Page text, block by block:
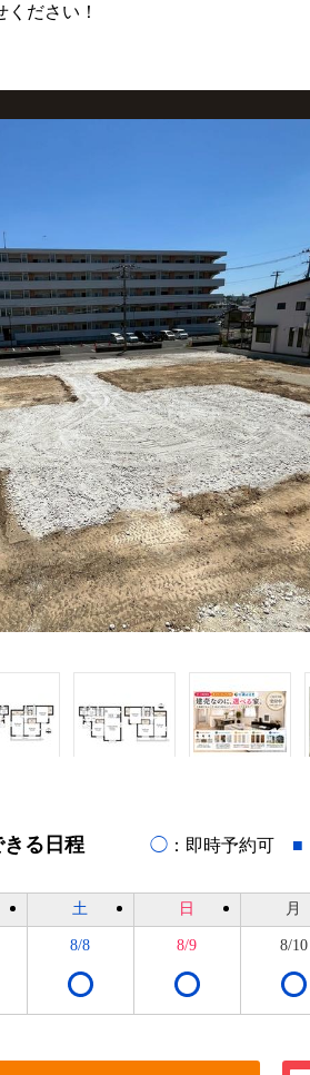
ださい！
る日程 ◯：即時予約可 ■
土
8/8
日
8/9
月
8/10